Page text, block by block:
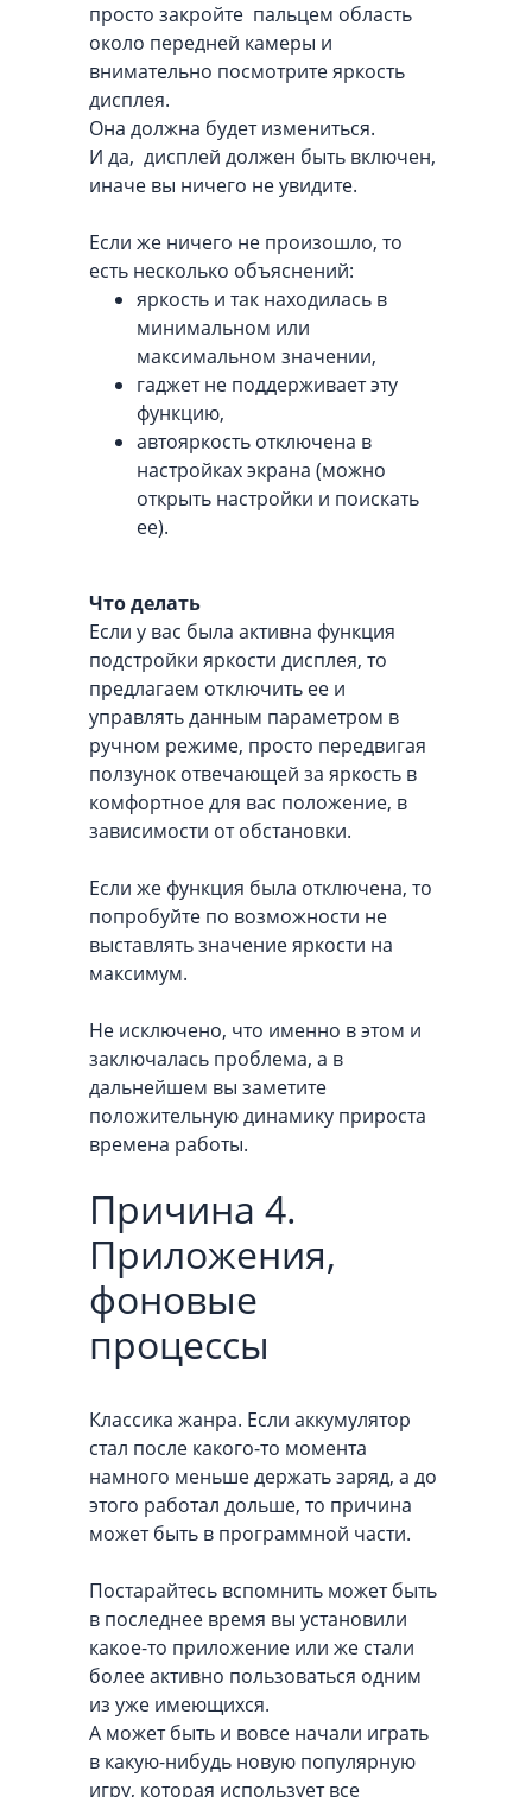
просто закройте пальцем область
около передней камеры и
внимательно посмотрите яркость
дисплея.
Она должна будет измениться.
И да, дисплей должен быть включен,
иначе вы ничего не увидите.
Если же ничего не произошло, то
есть несколько объяснений:
яркость и так находилась в
минимальном или
максимальном значении,
гаджет не поддерживает эту
функцию,
автояркость отключена в
настройках экрана (можно
открыть настройки и поискать
ее).
Что делать
Если у вас была активна функция
подстройки яркости дисплея, то
предлагаем отключить ее и
управлять данным параметром в
ручном режиме, просто передвигая
ползунок отвечающей за яркость в
комфортное для вас положение, в
зависимости от обстановки.
Если же функция была отключена, то
попробуйте по возможности не
выставлять значение яркости на
максимум.
Не исключено, что именно в этом и
заключалась проблема, а в
дальнейшем вы заметите
положительную динамику прироста
времена работы.
Причина 4.
Приложения,
фоновые
процессы
Классика жанра. Если аккумулятор
стал после какого-то момента
намного меньше держать заряд, а до
этого работал дольше, то причина
может быть в программной части.
Постарайтесь вспомнить может быть
в последнее время вы установили
какое-то приложение или же стали
более активно пользоваться одним
из уже имеющихся.
А может быть и вовсе начали играть
в какую-нибудь новую популярную
игру, которая использует все